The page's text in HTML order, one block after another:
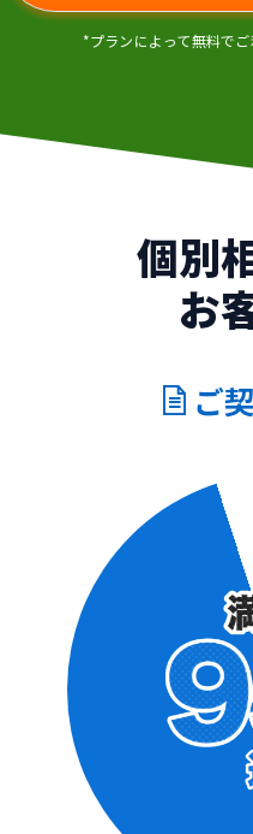
*プランによって無料でご
個別
お
ご